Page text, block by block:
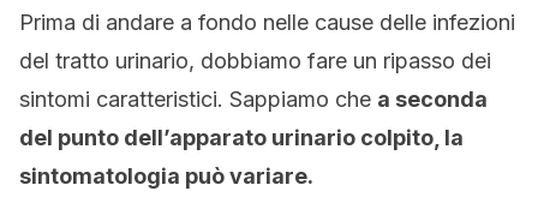
Prima di andare a fondo nelle cause delle infezioni
del tratto urinario, dobbiamo fare un ripasso dei
sintomi caratteristici. Sappiamo che a seconda
del punto dell’apparato urinario colpito, la
sintomatologia può variare.